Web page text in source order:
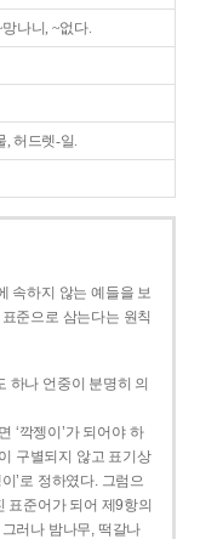
나니, ~없다.
, 허드렛-일.
속하지 않는 예들을 보
준으로 삼는다는 원칙
하나 언중이 분명히 의
‘깍젱이’가 되어야 하
구별되지 않고 표기상
’로 정하였다. 그럼으
표준어가 되어 제9항의
러나 밤나무, 떡갈나